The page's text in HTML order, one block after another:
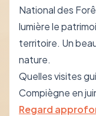
National des
lumière le
territoire. Un
nature.
Quelles visites
Compiègne en
Regard